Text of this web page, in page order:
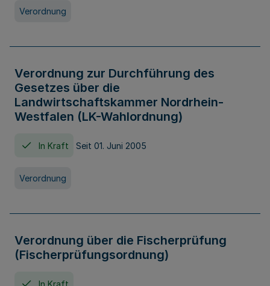
Verordnung
Verordnung zur Durchführung des
Gesetzes über die
Landwirtschaftskammer Nordrhein-
Westfalen (LK-Wahlordnung)
In Kraft Seit 01. Juni 2005
Verordnung
Verordnung über die Fischerprüfung
(Fischerprüfungsordnung)
In Kraft